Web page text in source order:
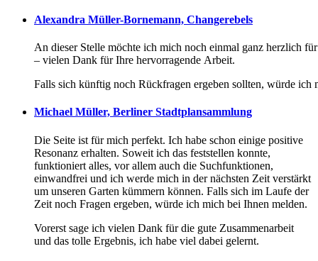
Alexandra Müller-Bornemann, Changerebels
An dieser Stelle möchte ich mich noch einmal ganz herzlich
– vielen Dank für Ihre hervorragende Arbeit.
Falls sich künftig noch Rückfragen ergeben sollten, würde
Michael Müller, Berliner Stadtplansammlung
Die Seite ist für mich perfekt. Ich habe schon einige positive
Resonanz erhalten. Soweit ich das feststellen konnte,
funktioniert alles, vor allem auch die Suchfunktionen,
einwandfrei und ich werde mich in der nächsten Zeit verstärkt
um unseren Garten kümmern können. Falls sich im Laufe der
Zeit noch Fragen ergeben, würde ich mich bei Ihnen melden.
Vorerst sage ich vielen Dank für die gute Zusammenarbeit
und das tolle Ergebnis, ich habe viel dabei gelernt.